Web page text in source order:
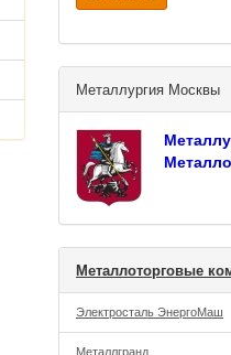
Металлургия Москвы
Металлоторговые
Электросталь ЭнергоМаш
Металлгранд